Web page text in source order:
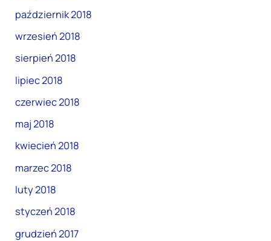
październik 2018
wrzesień 2018
sierpień 2018
lipiec 2018
czerwiec 2018
maj 2018
kwiecień 2018
marzec 2018
luty 2018
styczeń 2018
grudzień 2017